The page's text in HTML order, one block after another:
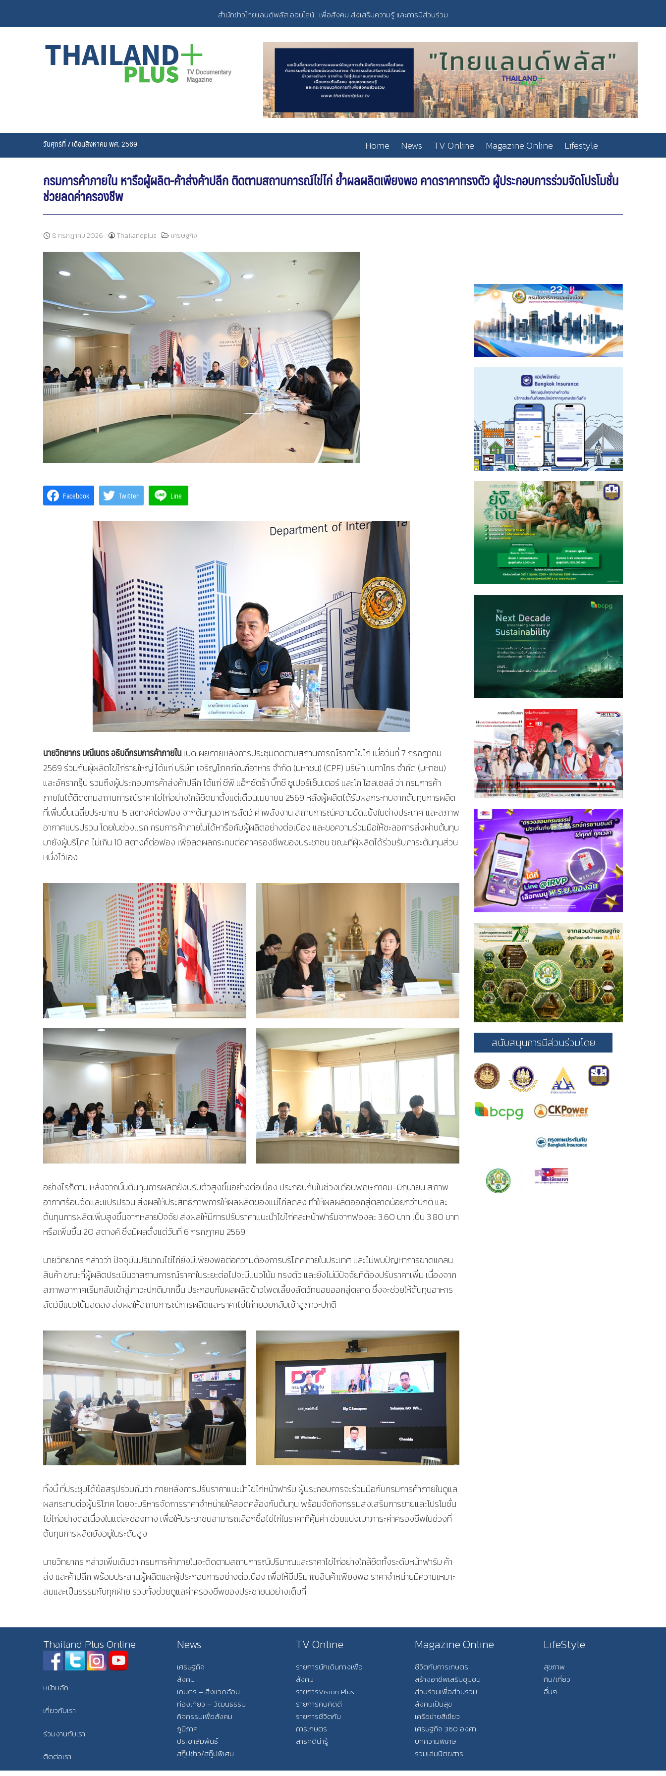
content
สำนักข่าวไทยแลนด์พลัส ออนไลน์... เพื่อสังคม ส่งเสริมความรู้ และการมีส่วนร่วม
วันศุกร์ที่ 7 เดือนสิงหาคม พศ. 2569 Home News TV Online Magazine Online Lifestyle
กรมการค้าภายใน หารือผู้ผลิต-ค้าส่งค้าปลีก ติดตามสถานการณ์ไข่ไก่ ย้ำผลผลิตเพียงพอ คาดราคาทรงตัว ผู้ประกอบการร่วมจัดโปรโมชั่น
ช่วยลดค่าครองชีพ
8 กรกฎาคม 2026 Thailandplus เศรษฐกิจ
Facebook Twitter Line
นายวิทยากร มณีเนตร อธิบดีกรมการค้าภายในเปิดเผยภายหลังการประชุมติดตามสถานการณ์ราคาไข่ไก่ เมื่อวันที่ 7 กรกฎาคม
2569 ร่วมกับผู้ผลิตไข่ไก่รายใหญ่ ได้แก่ บริษัท เจริญโภคภัณฑ์อาหาร จำกัด (มหาชน) (CPF) บริษัท เบทาโกร จำกัด (มหาชน)
และอัครากรุ๊ป รวมถึงผู้ประกอบการค้าส่งค้าปลีก ได้แก่ ซีพี แอ็กซ์ตร้า บิ๊กซี ซูเปอร์เซ็นเตอร์ และโก โฮลเซลล์ ว่า กรมการค้า
ภายในได้ติดตามสถานการณ์ราคาไข่ไก่อย่างใกล้ชิดมาตั้งแต่เดือนเมษายน 2569 หลังผู้ผลิตได้รับผลกระทบจากต้นทุนการผลิต
ที่เพิ่มขึ้นเฉลี่ยประมาณ 15 สตางค์ต่อฟอง จากต้นทุนอาหารสัตว์ ค่าพลังงาน สถานการณ์ความขัดแย้งในต่างประเทศ และสภาพ
อากาศแปรปรวน โดยในช่วงแรก กรมการค้าภายในได้หารือกับผู้ผลิตอย่างต่อเนื่อง และขอความร่วมมือให้ชะลอการส่งผ่านต้นทุน
มายังผู้บริโภค ไม่เกิน 10 สตางค์ต่อฟอง เพื่อลดผลกระทบต่อค่าครองชีพของประชาชน ขณะที่ผู้ผลิตได้ร่วมรับภาระต้นทุนส่วน
หนึ่งไว้เอง
อย่างไรก็ตาม หลังจากนั้นต้นทุนการผลิตยังปรับตัวสูงขึ้นอย่างต่อเนื่อง ประกอบกับในช่วงเดือนพฤษภาคม-มิถุนายน สภาพ
อากาศร้อนจัดและแปรปรวน ส่งผลให้ประสิทธิภาพการให้ผลผลิตของแม่ไก่ลดลง ทำให้ผลผลิตออกสู่ตลาดน้อยกว่าปกติ และ
ต้นทุนการผลิตเพิ่มสูงขึ้นจากหลายปัจจัย ส่งผลให้มีการปรับราคาแนะนำไข่ไก่คละหน้าฟาร์มจากฟองละ 3.60 บาท เป็น 3.80 บาท
หรือเพิ่มขึ้น 20 สตางค์ ซึ่งมีผลตั้งแต่วันที่ 6 กรกฎาคม 2569
นายวิทยากร กล่าวว่า ปัจจุบันปริมาณไข่ไก่ยังมีเพียงพอต่อความต้องการบริโภคภายในประเทศ และไม่พบปัญหาการขาดแคลน
สินค้า ขณะที่ผู้ผลิตประเมินว่าสถานการณ์ราคาในระยะต่อไปจะมีแนวโน้ม ทรงตัว และยังไม่มีปัจจัยที่ต้องปรับราคาเพิ่ม เนื่องจาก
สภาพอากาศเริ่มกลับเข้าสู่ภาวะปกติมากขึ้น ประกอบกับผลผลิตข้าวโพดเลี้ยงสัตว์ทยอยออกสู่ตลาด ซึ่งจะช่วยให้ต้นทุนอาหาร
สัตว์มีแนวโน้มลดลง ส่งผลให้สถานการณ์การผลิตและราคาไข่ไก่ทยอยกลับเข้าสู่ภาวะปกติ
ทั้งนี้ ที่ประชุมได้ข้อสรุปร่วมกันว่า ภายหลังการปรับราคาแนะนำไข่ไก่หน้าฟาร์ม ผู้ประกอบการจะร่วมมือกับกรมการค้าภายในดูแล
ผลกระทบต่อผู้บริโภค โดยจะบริหารจัดการราคาจำหน่ายให้สอดคล้องกับต้นทุน พร้อมจัดกิจกรรมส่งเสริมการขายและโปรโมชั่น
ไข่ไก่อย่างต่อเนื่องในแต่ละช่องทาง เพื่อให้ประชาชนสามารถเลือกซื้อไข่ไก่ในราคาที่คุ้มค่า ช่วยแบ่งเบาภาระค่าครองชีพในช่วงที่
ต้นทุนการผลิตยังอยู่ในระดับสูง
นายวิทยากร กล่าวเพิ่มเติมว่า กรมการค้าภายในจะติดตามสถานการณ์ปริมาณและราคาไข่ไก่อย่างใกล้ชิดทั้งระดับหน้าฟาร์ม ค้า
ส่ง และค้าปลีก พร้อมประสานผู้ผลิตและผู้ประกอบการอย่างต่อเนื่อง เพื่อให้มีปริมาณสินค้าเพียงพอ ราคาจำหน่ายมีความเหมาะ
สมและเป็นธรรมกับทุกฝ่าย รวมทั้งช่วยดูแลค่าครองชีพของประชาชนอย่างเต็มที่.
สนับสนุนการมีส่วนร่วมโดย
Thailand Plus Online
หน้าหลัก
เกี่ยวกับเรา
ร่วมงานกับเรา
ติดต่อเรา
News
เศรษฐกิจ
สังคม
เกษตร – สิ่งแวดล้อม
ท่องเที่ยว – วัฒนธรรม
กิจกรรมเพื่อสังคม
ภูมิภาค
ประชาสัมพันธ์
สกู๊ปข่าว/สกู๊ปพิเศษ
TV Online
รายการนักเดินทางเพื่อ
สังคม
รายการVision Plus
รายการคนคิดดี
รายการชีวิตกับ
การเกษตร
สารคดีน่ารู้
Magazine Online
ชีวิตกับการเกษตร
สร้างอาชีพเสริมชุมชน
ส่วนร่วมเพื่อส่วนรวม
สังคมเป็นสุข
เครือข่ายสีเขียว
เศรษฐกิจ 360 องศา
บทความพิเศษ
รวมเล่มนิตยสาร
LifeStyle
สุขภาพ
กิน/เที่ยว
อื่นๆ